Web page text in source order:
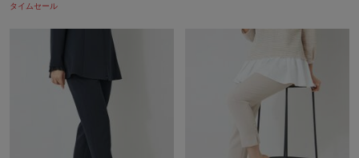
タイムセール